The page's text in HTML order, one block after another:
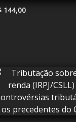
144,00